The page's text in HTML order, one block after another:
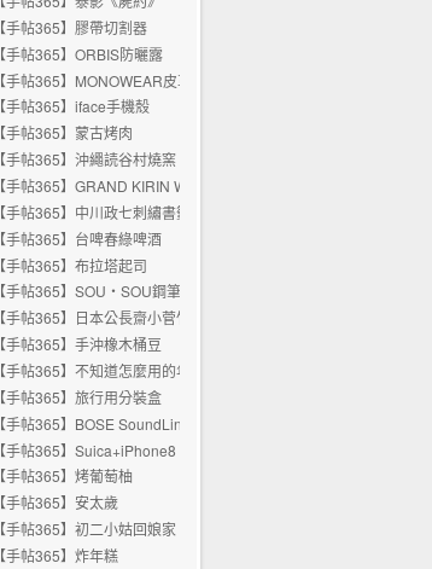
【手帖365】膠帶切割器
【手帖365】ORBIS防曬露
【手帖365】MONOWEAR皮革錶帶
【手帖365】iface手機殼
【手帖365】蒙古烤肉
【手帖365】沖繩読谷村燒窯
【手帖365】GRAND KIRIN WHITE ALE精釀啤酒
【手帖365】中川政七刺繡書籤
【手帖365】台啤春綠啤酒
【手帖365】布拉塔起司
【手帖365】SOU・SOU鋼筆
【手帖365】日本公長齋小菅竹筷
【手帖365】手沖橡木桶豆
【手帖365】不知道怎麼用的年曆
【手帖365】旅行用分裝盒
【手帖365】BOSE SoundLink Revolve 可攜式藍芽喇叭
【手帖365】Suica+iPhone8
【手帖365】烤葡萄柚
【手帖365】安太歲
【手帖365】初二小姑回娘家
【手帖365】炸年糕